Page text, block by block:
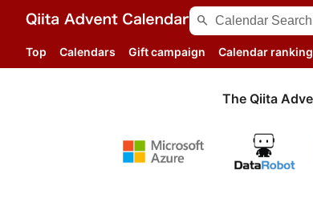
search
Top Calendars Gift campaign Calendar ranking
The Qiita